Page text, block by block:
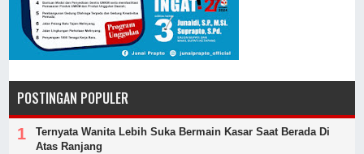
POSTINGAN POPULER
Ternyata Wanita Lebih Suka Bermain Kasar Saat Berada Di
Atas Ranjang